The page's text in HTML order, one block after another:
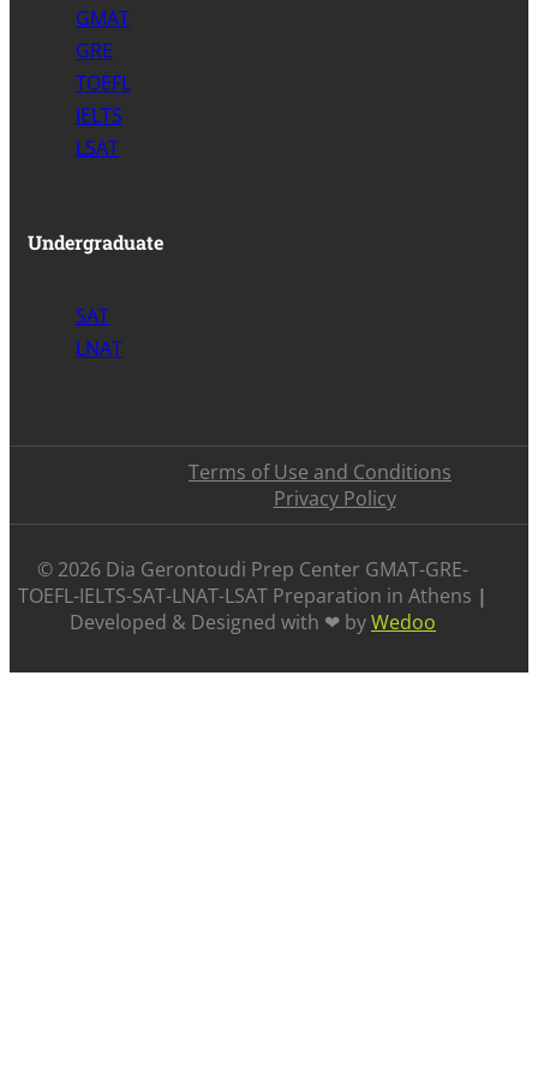
GMAT
GRE
TOEFL
IELTS
LSAT
Undergraduate
SAT
LNAT
Terms of Use and Conditions
Privacy Policy
©️ 2026 Dia Gerontoudi Prep Center GMAT-GRE-
TOEFL-IELTS-SAT-LNAT-LSAT Preparation in Athens |
Developed & Designed with ❤ byWedoo